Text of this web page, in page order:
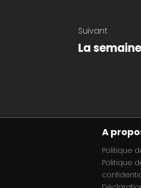
Suivant
La
A
Politique
Politique